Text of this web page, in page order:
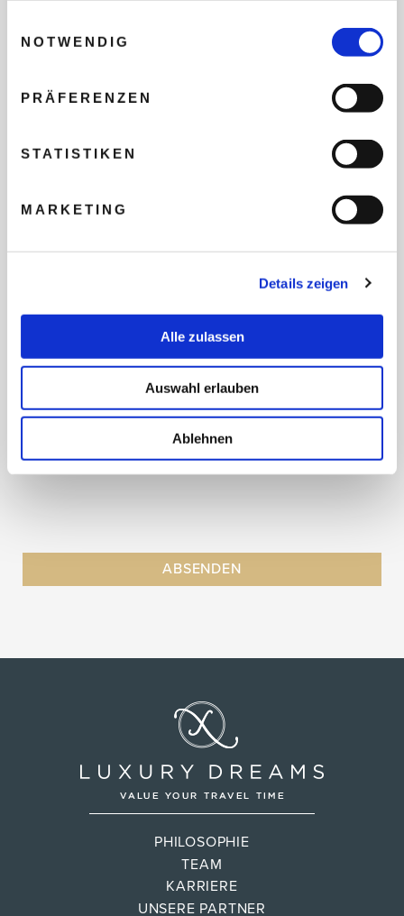
NOTWENDIG
PRÄFERENZEN
STATISTIKEN
MARKETING
Details zeigen
Alle zulassen
Auswahl erlauben
Ablehnen
REISEDAUER/NÄCHTE
FLUG GEWÜNSCHT
PRÄFERIERTER ABFLUGHAFEN
PHILOSOPHIE
TEAM
KARRIERE
UNSERE PARTNER